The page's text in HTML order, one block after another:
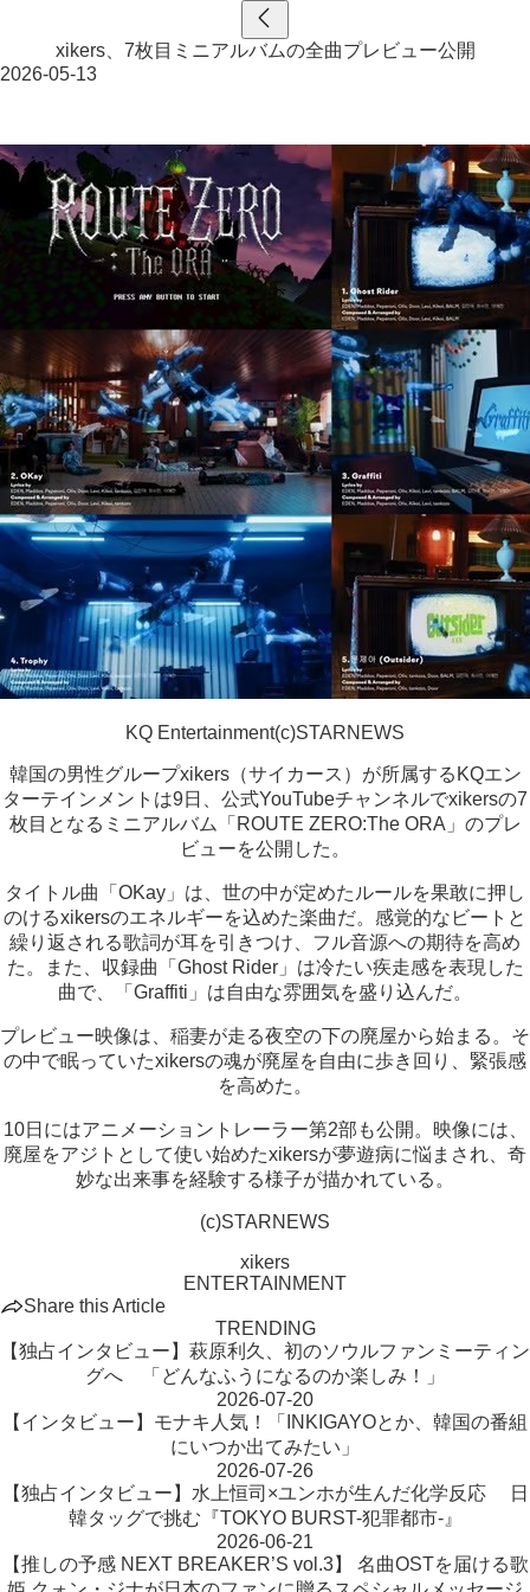
xikers、7枚目ミニアルバムの全曲プレビュー公開
2026-05-13
KQ Entertainment(c)STARNEWS
韓国の男性グループxikers（サイカース）が所属するKQエン
ターテインメントは9日、公式YouTubeチャンネルでxikersの7
枚目となるミニアルバム「ROUTE ZERO:The ORA」のプレ
ビューを公開した。
タイトル曲「OKay」は、世の中が定めたルールを果敢に押し
のけるxikersのエネルギーを込めた楽曲だ。感覚的なビートと
繰り返される歌詞が耳を引きつけ、フル音源への期待を高め
た。また、収録曲「Ghost Rider」は冷たい疾走感を表現した
曲で、「Graffiti」は自由な雰囲気を盛り込んだ。
プレビュー映像は、稲妻が走る夜空の下の廃屋から始まる。そ
の中で眠っていたxikersの魂が廃屋を自由に歩き回り、緊張感
を高めた。
10日にはアニメーショントレーラー第2部も公開。映像には、
廃屋をアジトとして使い始めたxikersが夢遊病に悩まされ、奇
妙な出来事を経験する様子が描かれている。
(c)STARNEWS
xikers
ENTERTAINMENT
Share this Article
TRENDING
【独占インタビュー】萩原利久、初のソウルファンミーティン
グへ 「どんなふうになるのか楽しみ！」
2026-07-20
【インタビュー】モナキ人気！「INKIGAYOとか、韓国の番組
にいつか出てみたい」
2026-07-26
【独占インタビュー】水上恒司×ユンホが生んだ化学反応 日
韓タッグで挑む『TOKYO BURST-犯罪都市-』
2026-06-21
【推しの予感 NEXT BREAKER’S vol.3】 名曲OSTを届ける歌